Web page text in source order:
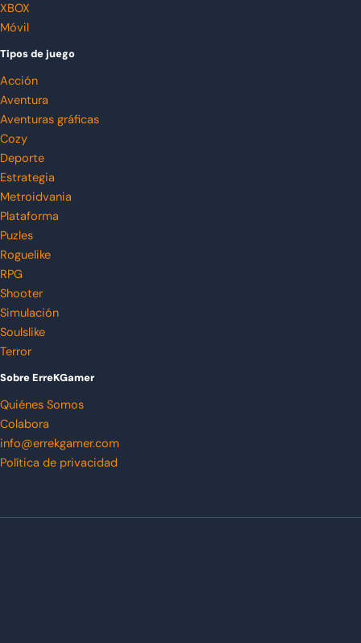
XBOX
Móvil
Tipos de juego
Acción
Aventura
Aventuras gráficas
Cozy
Deporte
Estrategia
Metroidvania
Plataforma
Puzles
Roguelike
RPG
Shooter
Simulación
Soulslike
Terror
Sobre ErreKGamer
Quiénes Somos
Colabora
info@errekgamer.com
Política de privacidad